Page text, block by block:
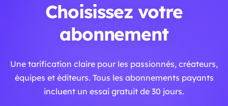
Choisissez votre
abonnement
Une tarification claire pour les passionnés, créateurs,
équipes et éditeurs. Tous les abonnements payants
incluent un essai gratuit de 30 jours.